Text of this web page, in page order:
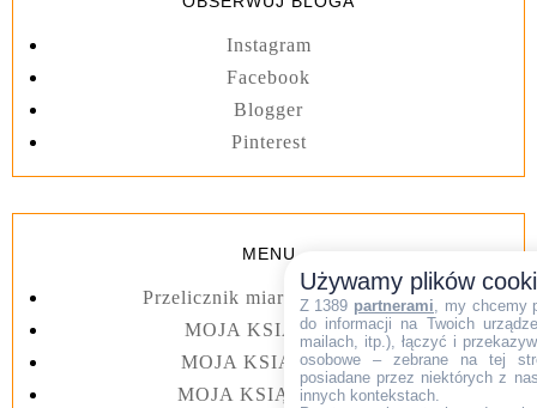
Instagram
Facebook
Blogger
Pinterest
MENU
Przelicznik miar kuchennych
MOJA KSIĄŻKA I
MOJA KSIĄŻKA II
MOJA KSIĄŻKA III
Używamy plików
Z 1389 partnerami, my chcemy
do informacji na Twoich
mailach, itp.), łączyć i
osobowe – zebrane na tej
posiadane przez niektórych z
innych kontekstach.